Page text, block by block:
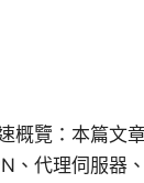
概覽：本篇文
、代理伺服器